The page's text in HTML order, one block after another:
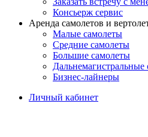
Консьерж сервис
Аренда самолетов и
Малые самолеты
Средние самолеты
Большие самолеты
Дальнемагистральные
Бизнес-лайнеры
Личный кабинет